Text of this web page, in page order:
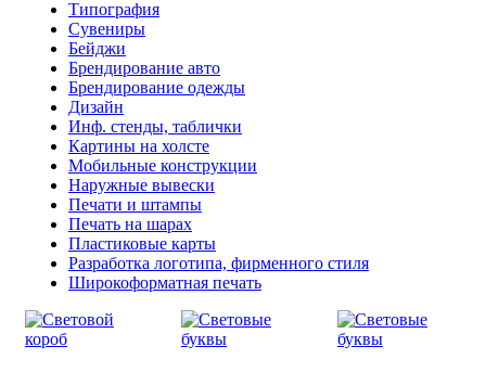
Типография
Сувениры
Бейджи
Брендирование авто
Брендирование одежды
Дизайн
Инф. стенды, таблички
Картины на холсте
Мобильные конструкции
Наружные вывески
Печати и штампы
Печать на шарах
Пластиковые карты
Разработка логотипа, фирменного стиля
Широкоформатная печать